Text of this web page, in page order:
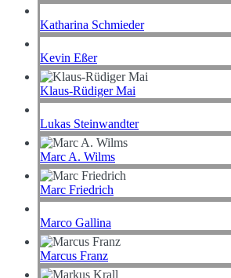
Katharina Schmieder
Kevin Eßer
Klaus-Rüdiger Mai
Lukas Steinwandter
Marc A. Wilms
Marc Friedrich
Marco Gallina
Marcus Franz